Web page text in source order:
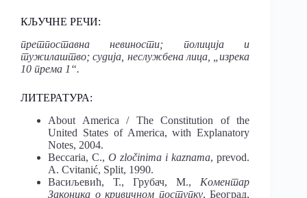
КЉУЧНЕ РЕЧИ:
претпоставна невиности; полиција и
тужилаштво; судија, неслужбена лица, „изрека
10 према 1“.
ЛИТЕРАТУРА:
About America / The Constitution of the
United States of America, with Explanatory
Notes, 2004.
Beccaria, C.,O zločinima i kaznama, prevod.
A. Cvitanić, Split, 1990.
Васиљевић, Т., Грубач, М., Коментар
Законика о кривичном поступку, Београд,